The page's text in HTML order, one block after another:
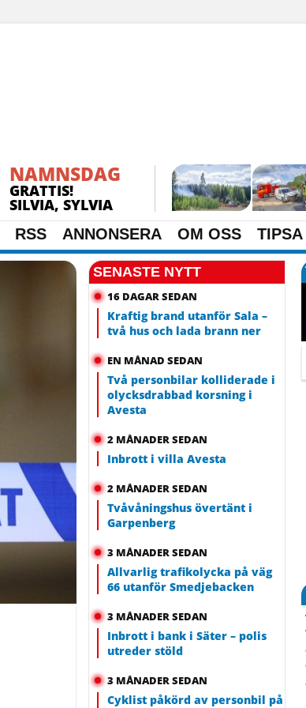
NAMNSDAG
GRATTIS!
SILVIA, SYLVIA
RSS ANNONSERA OM OSS TIPSA
SENASTE NYTT
16 DAGAR SEDAN
Kraftig brand utanför Sala –
två hus och lada brann ner
EN MÅNAD SEDAN
Två personbilar kolliderade i
olycksdrabbad korsning i
Avesta
2 MÅNADER SEDAN
Inbrott i villa Avesta
2 MÅNADER SEDAN
Tvåvåningshus övertänt i
Garpenberg
3 MÅNADER SEDAN
Allvarlig trafikolycka på väg
66 utanför Smedjebacken
3 MÅNADER SEDAN
Inbrott i bank i Säter – polis
utreder stöld
3 MÅNADER SEDAN
Cyklist påkörd av personbil på